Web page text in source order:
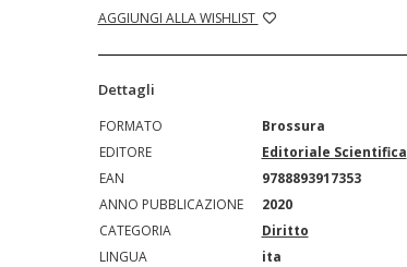
AGGIUNGI ALLA WISHLIST
Dettagli
FORMATO
Brossura
EDITORE
Editoriale Scientifica
EAN
9788893917353
ANNO PUBBLICAZIONE
2020
CATEGORIA
Diritto
LINGUA
ita